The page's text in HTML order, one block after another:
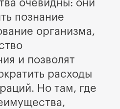
очевидны: они
познание
организма,
и позволят
расходы
Но там, где